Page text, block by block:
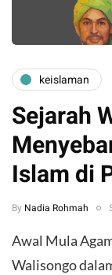
keislaman
Sejarah
Islam di
By Nadia Rohmah
Awal Mula
Walisongo